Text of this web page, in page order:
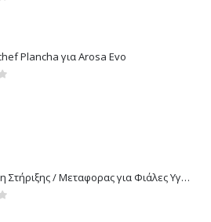
Plancha για Arosa Evo
OEM Βάση Στήριξης / Μεταφορας για Φιάλες Υγραερίου 10 kg & 13 kg με ροδάκια